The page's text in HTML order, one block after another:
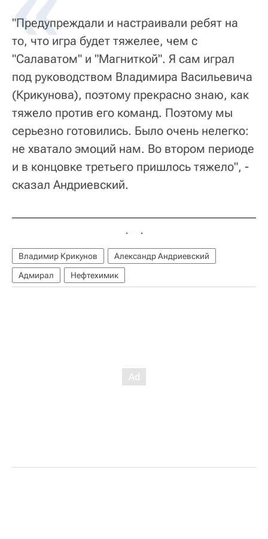
"Предупреждали и настраивали ребят на
то, что игра будет тяжелее, чем с
"Салаватом" и "Магниткой". Я сам играл
под руководством Владимира Васильевича
(Крикунова), поэтому прекрасно знаю, как
тяжело против его команд. Поэтому мы
серьезно готовились. Было очень нелегко:
не хватало эмоций нам. Во втором периоде
и в концовке третьего пришлось тяжело", -
сказал Андриевский.
Владимир Крикунов
Александр Андриевский
Адмирал
Нефтехимик